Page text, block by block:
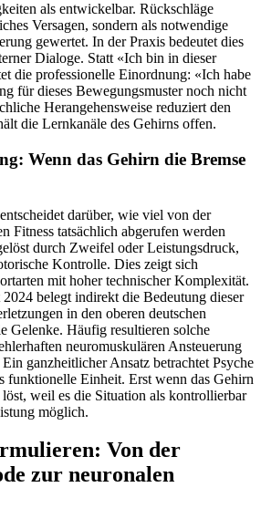
als entwickelbar. Rückschläge
Versagen, sondern als notwendige
gewertet. In der Praxis bedeutet dies
Dialoge. Statt «Ich bin in dieser
die professionelle Einordnung: «Ich habe
für dieses Bewegungsmuster noch nicht
Herangehensweise reduziert den
die Lernkanäle des Gehirns offen.
Wenn das Gehirn die Bremse
darüber, wie viel von der
Fitness tatsächlich abgerufen werden
durch Zweifel oder Leistungsdruck,
Kontrolle. Dies zeigt sich
mit hoher technischer Komplexität.
belegt indirekt die Bedeutung dieser
in den oberen deutschen
Gelenke. Häufig resultieren solche
neuromuskulären Ansteuerung
ganzheitlicher Ansatz betrachtet Psyche
funktionelle Einheit. Erst wenn das Gehirn
weil es die Situation als kontrollierbar
möglich.
Von der
zur neuronalen